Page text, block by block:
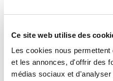
Ce site web utilise des
Les cookies nous
et les annonces, d'offrir des
médias sociaux et